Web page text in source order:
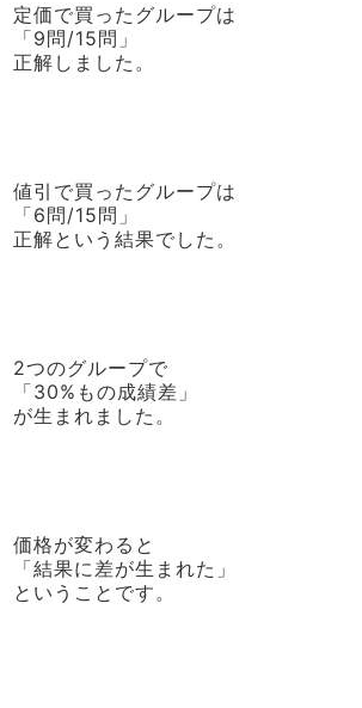
定価で買ったグループは
「9問/15問」
正解しました。
値引で買ったグループは
「6問/15問」
正解という結果でした。
2つのグループで
「30%もの成績差」
が生まれました。
価格が変わると
「結果に差が生まれた」
ということです。